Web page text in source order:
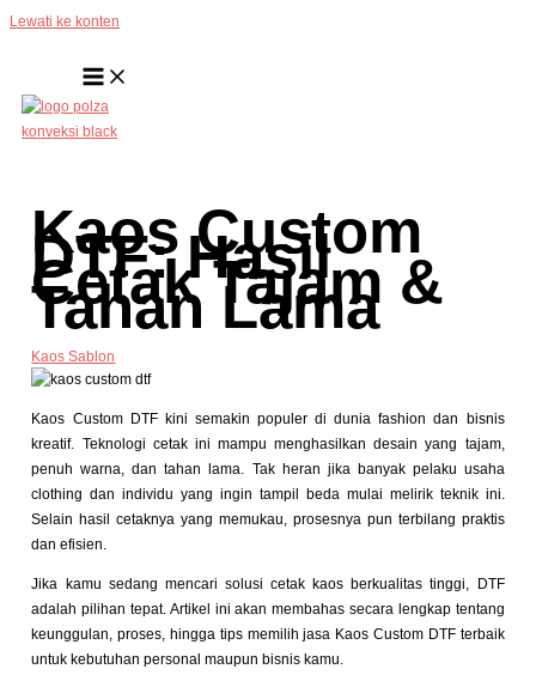
Lewati ke konten
Kaos Custom
DTF: Hasil
Cetak Tajam &
Tahan Lama
Kaos Sablon
Kaos Custom DTF kini semakin populer di dunia fashion dan bisnis
kreatif. Teknologi cetak ini mampu menghasilkan desain yang tajam,
penuh warna, dan tahan lama. Tak heran jika banyak pelaku usaha
clothing dan individu yang ingin tampil beda mulai melirik teknik ini.
Selain hasil cetaknya yang memukau, prosesnya pun terbilang praktis
dan efisien.
Jika kamu sedang mencari solusi cetak kaos berkualitas tinggi, DTF
adalah pilihan tepat. Artikel ini akan membahas secara lengkap tentang
keunggulan, proses, hingga tips memilih jasa Kaos Custom DTF terbaik
untuk kebutuhan personal maupun bisnis kamu.